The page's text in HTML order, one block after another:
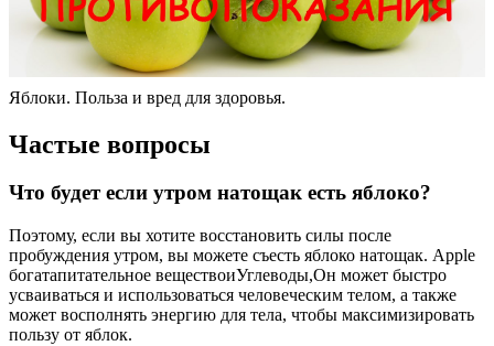
Яблоки. Польза и вред для здоровья.
Частые вопросы
Что будет если утром натощак есть яблоко?
Поэтому, если вы хотите восстановить силы после
пробуждения утром, вы можете съесть яблоко натощак. Apple
богатапитательное веществоиУглеводы,Он может быстро
усваиваться и использоваться человеческим телом, а также
может восполнять энергию для тела, чтобы максимизировать
пользу от яблок.